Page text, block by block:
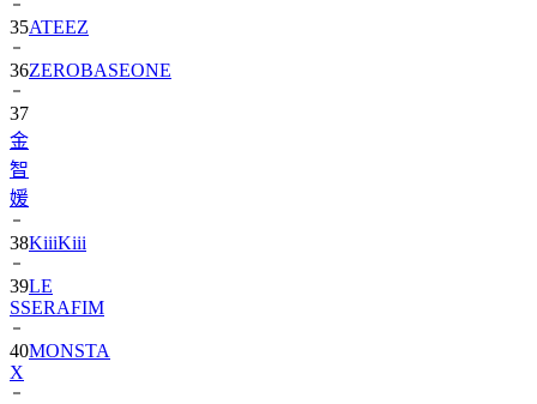
36ZEROBASEONE
37
金
智
媛
38
39LE
SSERAFIM
40MONSTA
X
41